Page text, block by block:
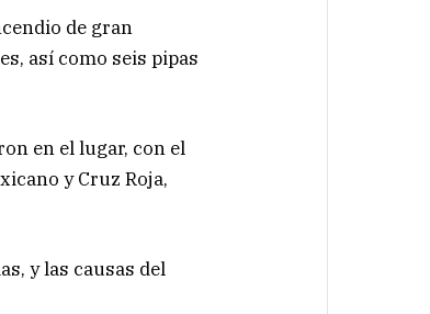
de gran
así como seis pipas
en el lugar, con el
y Cruz Roja,
y las causas del